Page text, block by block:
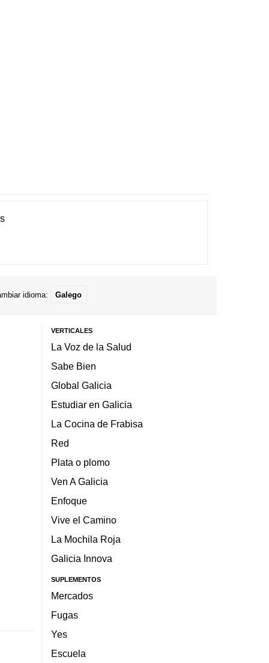
idioma: Galego
VERTICALES
La Voz de la Salud
Sabe Bien
Global Galicia
Estudiar en Galicia
La Cocina de Frabisa
Red
Plata o plomo
Ven A Galicia
Enfoque
Vive el Camino
La Mochila Roja
Galicia Innova
SUPLEMENTOS
Mercados
Fugas
Yes
Escuela